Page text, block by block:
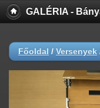
GALÉRIA -
Főoldal / Versenyek